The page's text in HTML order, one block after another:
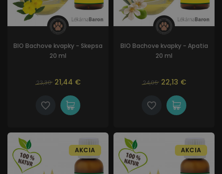
BIO Bachove kvapky - Skepsa
20 ml
23,30 21,44 €
BIO Bachove kvapky - Apatia
20 ml
24,05 22,13 €
AKCIA AKCIA